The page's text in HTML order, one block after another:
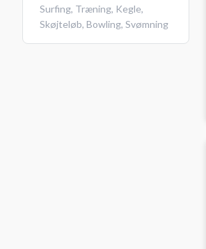
Surfing, Træning, Kegle,
Skøjteløb, Bowling, Svømning